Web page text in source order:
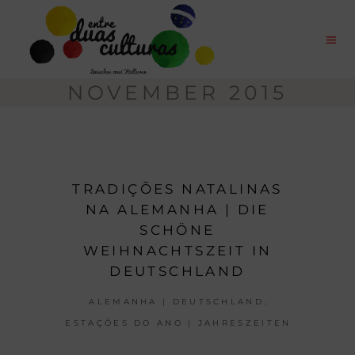
NOVEMBER 2015
TRADIÇÕES NATALINAS
NA ALEMANHA | DIE
SCHÖNE
WEIHNACHTSZEIT IN
DEUTSCHLAND
ALEMANHA | DEUTSCHLAND
ESTAÇÕES DO ANO | JAHRESZEITEN